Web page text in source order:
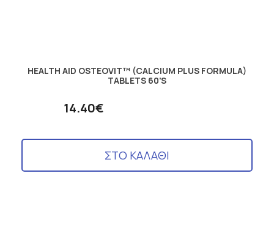
HEALTH AID OSTEOVIT™ (CALCIUM PLUS FORMULA)
TABLETS 60'S
14.40€
ΣΤΟ ΚΑΛΑΘΙ